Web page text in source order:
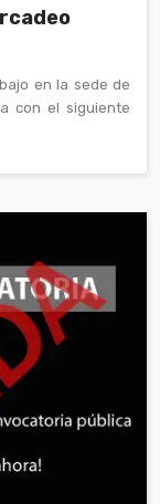
en la sede de
con el siguiente